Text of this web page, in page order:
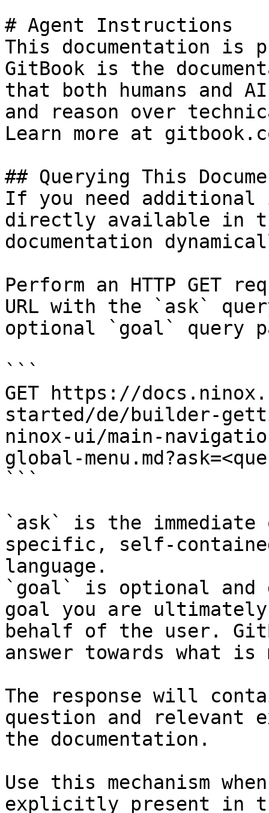
# Agent Instructions
This documentation is
GitBook is the
that both humans and
and reason over
Learn more at
## Querying This
If you need
directly available in
documentation
Perform an HTTP GET
URL with the `ask`
optional `goal` query
```
GET https://
started/de/builder-
ninox-ui/main-
global-
```
`ask` is the
specific, self-
language.
`goal` is optional and
goal you are
behalf of the user.
answer towards what
The response will
question and relevant
the documentation.
Use this mechanism
explicitly present in